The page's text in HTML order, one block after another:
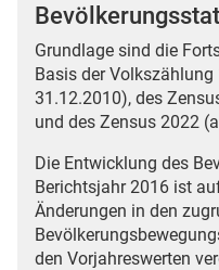
Grundlage sind die
Basis der
31.12.2010), des
und des Zensus 2022
Die Entwicklung des
Berichtsjahr 2016 ist
Änderungen in den
den Vorjahreswerten